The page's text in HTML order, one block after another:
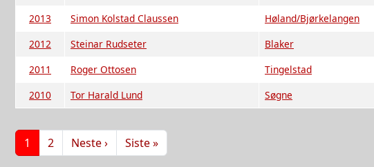
2013
Simon Kolstad Claussen Høland/Bjørkelangen
2012
Steinar Rudseter Blaker
2011
Roger Ottosen Tingelstad
2010
Tor Harald Lund Søgne
Sider
1 2 Neste ›Neste side
Siste »Siste side